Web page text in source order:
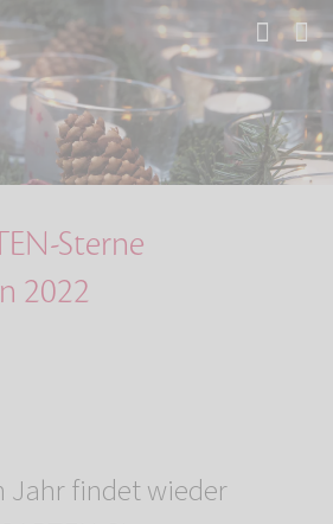
2022
Sterne
2022
Jahr findet wieder